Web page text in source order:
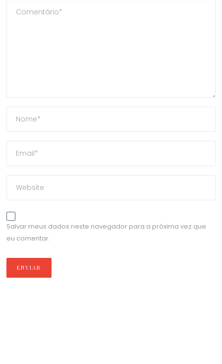
Salvar meus dados neste navegador para a próxima vez que
eu comentar.